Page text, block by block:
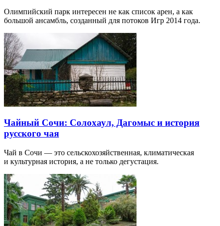
Олимпийский парк интересен не как список арен, а как
большой ансамбль, созданный для потоков Игр 2014 года.
Чайный Сочи: Солохаул, Дагомыс и история
русского чая
Чай в Сочи — это сельскохозяйственная, климатическая
и культурная история, а не только дегустация.